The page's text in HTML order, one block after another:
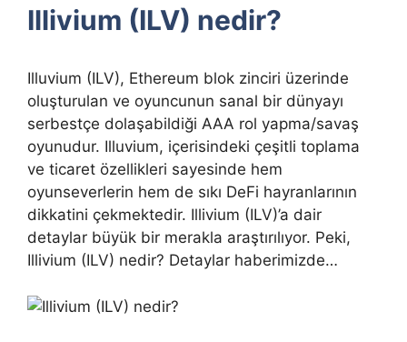
Illivium (ILV) nedir?
Illuvium (ILV), Ethereum blok zinciri üzerinde
oluşturulan ve oyuncunun sanal bir dünyayı
serbestçe dolaşabildiği AAA rol yapma/savaş
oyunudur. Illuvium, içerisindeki çeşitli toplama
ve ticaret özellikleri sayesinde hem
oyunseverlerin hem de sıkı DeFi hayranlarının
dikkatini çekmektedir. Illivium (ILV)’a dair
detaylar büyük bir merakla araştırılıyor. Peki,
Illivium (ILV) nedir? Detaylar haberimizde…